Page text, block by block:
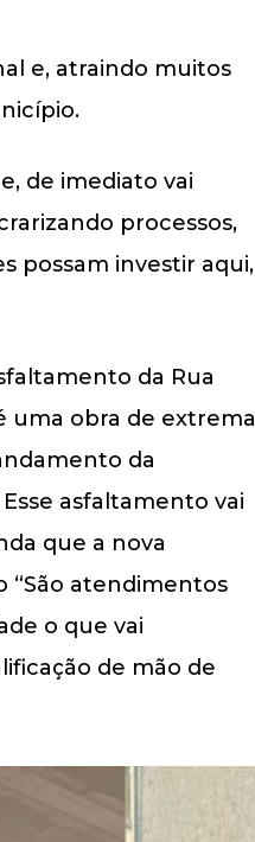
e, atraindo muitos
de imediato vai
processos,
possam investir aqui,
da Rua
uma obra de extrema
da
asfaltamento vai
que a nova
“São atendimentos
o que vai
de mão de